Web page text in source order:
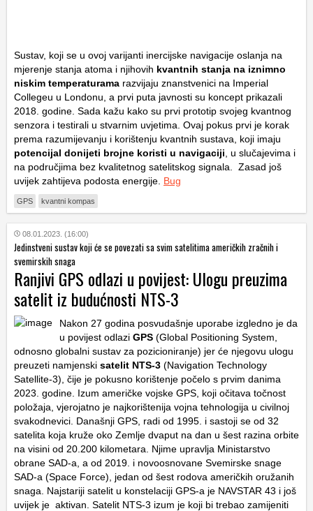
Sustav, koji se u ovoj varijanti inercijske navigacije oslanja na
mjerenje stanja atoma i njihovih kvantnih stanja na iznimno
niskim temperaturama razvijaju znanstvenici na Imperial
Collegeu u Londonu, a prvi puta javnosti su koncept prikazali
2018. godine. Sada kažu kako su prvi prototip svojeg kvantnog
senzora i testirali u stvarnim uvjetima. Ovaj pokus prvi je korak
prema razumijevanju i korištenju kvantnih sustava, koji imaju
potencijal donijeti brojne koristi u navigaciji , u slučajevima i
na područjima bez kvalitetnog satelitskog signala. Zasad još
uvijek zahtijeva podosta energije. Bug
GPS kvantni kompas
08.01.2023. (16:00)
Jedinstveni sustav koji će se povezati sa svim satelitima američkih zračnih i
svemirskih snaga
Ranjivi GPS odlazi u povijest: Ulogu preuzima
satelit iz budućnosti NTS-3
Nakon 27 godina posvudašnje uporabe izgledno je da
u povijest odlazi GPS (Global Positioning System,
odnosno globalni sustav za pozicioniranje) jer će njegovu ulogu
preuzeti namjenski satelit NTS-3 (Navigation Technology
Satellite-3), čije je pokusno korištenje počelo s prvim danima
2023. godine. Izum američke vojske GPS, koji očitava točnost
položaja, vjerojatno je najkorištenija vojna tehnologija u civilnoj
svakodnevici. Današnji GPS, radi od 1995. i sastoji se od 32
satelita koja kruže oko Zemlje dvaput na dan u šest razina orbite
na visini od 20.200 kilometara. Njime upravlja Ministarstvo
obrane SAD-a, a od 2019. i novoosnovane Svemirske snage
SAD-a (Space Force), jedan od šest rodova američkih oružanih
snaga. Najstariji satelit u konstelaciji GPS-a je NAVSTAR 43 i još
uvijek je aktivan. Satelit NTS-3 izum je koji bi trebao zamijeniti